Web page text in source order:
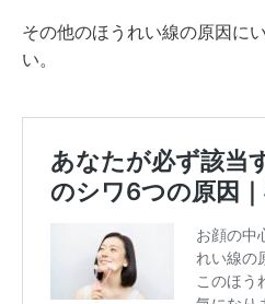
その他のほうれい線の原因に
い。